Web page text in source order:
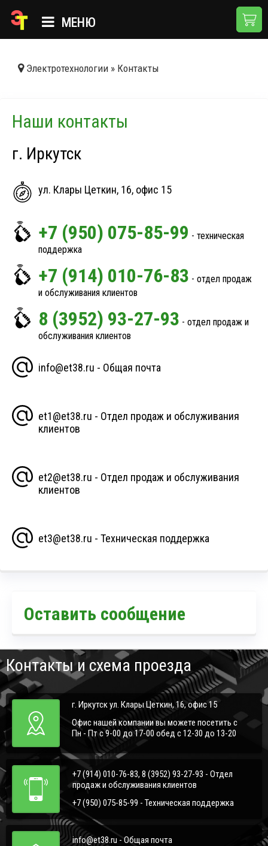
МЕНЮ
НОВОСТИ
ДОСТАВКА И ОПЛАТА
КОНТАКТЫ
Электротехнологии » Контакты
Наши контакты
г. Иркутск
ул. Клары Цеткин, 16, офис 15
+7 (950) 075-85-99 - техническая
поддержка
+7 (914) 010-76-83 - отдел продаж
и обслуживания клиентов
8 (3952) 93-27-93 - отдел продаж и
обслуживания клиентов
info@et38.ru - Общая почта
et1@et38.ru - Отдел продаж и обслуживания
клиентов
et2@et38.ru - Отдел продаж и обслуживания
клиентов
et3@et38.ru - Техническая поддержка
Оставить сообщение
Контакты и схема проезда
г. Иркутск ул. Клары Цеткин, 16, офис 15
Офис нашей компании вы можете посетить с
Пн - Пт с 9-00 до 17-00 обед с 12-30 до 13-20
+7 (914) 010-76-83, 8 (3952) 93-27-93 - Отдел
продаж и обслуживания клиентов
+7 (950) 075-85-99 - Техническая поддержка
info@et38.ru - Общая почта